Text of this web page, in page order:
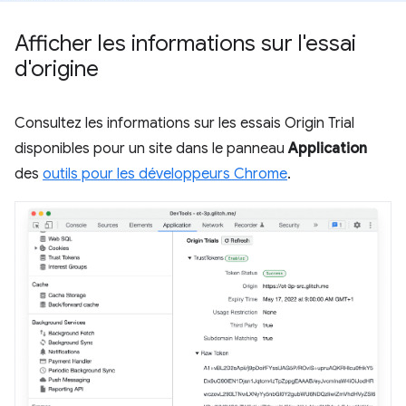
Afficher les informations sur l'essai
d'origine
Consultez les informations sur les essais Origin Trial
disponibles pour un site dans le panneauApplication
des outils pour les développeurs Chrome.